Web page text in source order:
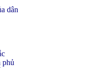
dân
phủ